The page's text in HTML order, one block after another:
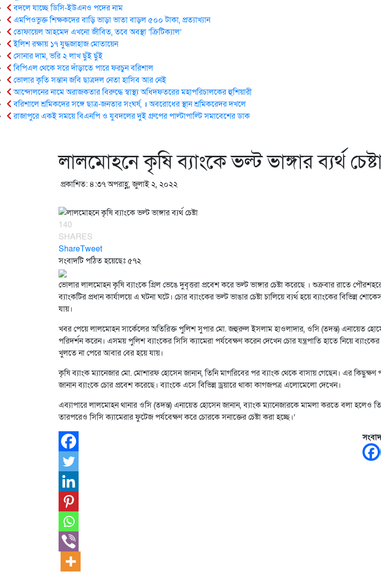
বদলে যাচ্ছে ডিসি-ইউএনও পদের নাম
এমপিওভুক্ত শিক্ষকদের বাড়ি ভাড়া ভাতা বাড়ল ৫০০ টাকা, প্রত্যাখ্যান
তোফায়েল আহমেদ এখনো জীবিত, তবে অবস্থা ‘ক্রিটিক্যাল’
ইলিশ রক্ষায় ১৭ যুদ্ধজাহাজ মোতায়েন
সোনার দাম, ভরি ২ লাখ ছুঁই ছুঁই
বিপিএল থেকে সরে দাঁড়াতে পারে ফরচুন বরিশাল
ভোলার কৃ‌তি সন্তান জবি ছাত্রদল নেতা হাসিব আর নেই
আন্দোলনের নামে অরাজকতার বিরুদ্ধে স্বাস্থ্য অধিদফতরের মহাপরিচালকের হুশিয়ারী
বরিশালে শ্রমিকদের সঙ্গে ছাত্র-জনতার সংঘর্ষ, ॥ অবরোধের স্থান শ্রমিকরেদর দখলে
রাজাপুরে একই সময়ে বিএনপি ও যুবদলের দুই গ্রুপের পাল্টাপাল্টি সমাবেশের ডাক
লালমোহনে কৃষি ব্যাংকে ভল্ট ভাঙ্গার ব্যর্থ
প্রকাশিত: ৪:৩৭ অপরাহ্ণ, জুলাই ২, ২০২২
140
SHARES
ShareTweet
সংবাদটি পঠিত হয়েছেঃ৫৭২
ভোলার লালমোহন কৃষি ব্যাংকে গ্রিল ভেঙে দুবৃত্তরা প্রবেশ করে ভল্ট ভাঙ্গার চেষ্টা করেছে । শুক্রবার রাতে
ব্যাংকটির প্রধান কার্যালয়ে এ ঘটনা ঘটে। চোর ব্যাংকের ভল্ট ভাঙার চেষ্টা চালিয়ে ব্যর্থ হয়ে ব্যাংকের বিভিন্ন
যায়।
খবর পেয়ে লালমোহন সার্কেলের অতিরিক্ত পুলিশ সুপার মো. জহুরুল ইসলাম হাওলাদার, ওসি (তদন্ত) এনায়েত
পরিদর্শন করেন। এসময় পুলিশ ব্যাংকের সিসি ক্যামেরা পর্যবেক্ষণ করেন দেখেন চোর যন্ত্রপাতি হাতে নিয়ে
খুলতে না পেরে আবার বের হয়ে যায়।
কৃষি ব্যাংক ম্যানেজার মো. মোশারফ হোসেন জানান, তিনি মাগরিবের পর ব্যাংক থেকে বাসায় গেছেন। এর কিছুক্ষণ
জানান ব্যাংকে চোর প্রবেশ করেছে। ব্যাংকে এসে বিভিন্ন ড্রয়ারে থাকা কাগজপত্র এলোমেলো দেখেন।
এব্যাপারে লালমোহন থানার ওসি (তদন্ত) এনায়েত হোসেন জানান, ব্যাংক ম্যানেজারকে মামলা করতে বলা হলেও
তারপরেও সিসি ক্যামেরার ফুটেজ পর্যবেক্ষণ করে চোরকে সনাক্তের চেষ্টা করা হচ্ছে।’